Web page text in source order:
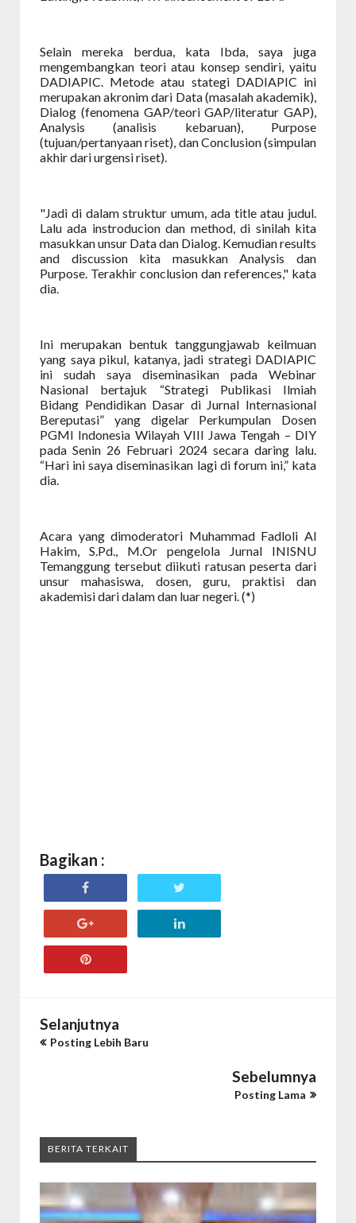
Selain mereka berdua, kata Ibda, saya juga
mengembangkan teori atau konsep sendiri, yaitu
DADIAPIC. Metode atau stategi DADIAPIC ini
merupakan akronim dari Data (masalah akademik),
Dialog (fenomena GAP/teori GAP/literatur GAP),
Analysis (analisis kebaruan), Purpose
(tujuan/pertanyaan riset), dan Conclusion (simpulan
akhir dari urgensi riset).
"Jadi di dalam struktur umum, ada title atau judul.
Lalu ada instroducion dan method, di sinilah kita
masukkan unsur Data dan Dialog. Kemudian results
and discussion kita masukkan Analysis dan
Purpose. Terakhir conclusion dan references," kata
dia.
Ini merupakan bentuk tanggungjawab keilmuan
yang saya pikul, katanya, jadi strategi DADIAPIC
ini sudah saya diseminasikan pada Webinar
Nasional bertajuk “Strategi Publikasi Ilmiah
Bidang Pendidikan Dasar di Jurnal Internasional
Bereputasi” yang digelar Perkumpulan Dosen
PGMI Indonesia Wilayah VIII Jawa Tengah – DIY
pada Senin 26 Februari 2024 secara daring lalu.
“Hari ini saya diseminasikan lagi di forum ini,” kata
dia.
Acara yang dimoderatori Muhammad Fadloli Al
Hakim, S.Pd., M.Or pengelola Jurnal INISNU
Temanggung tersebut diikuti ratusan peserta dari
unsur mahasiswa, dosen, guru, praktisi dan
akademisi dari dalam dan luar negeri. (*)
Bagikan :
Selanjutnya
Posting Lebih Baru
Sebelumnya
Posting Lama
BERITA TERKAIT